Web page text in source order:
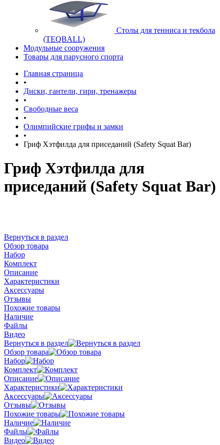
Cтолы для тенниса и текбола
(TEQBALL)
Модульные сооружения
Товары для парусного спорта
Главная страница
•
Диски, гантели, гири, тренажеры
•
Свободные веса
•
Олимпийские грифы и замки
•
Гриф Хэтфилда для приседаний (Safety Squat Bar)
Гриф Хэтфилда для
приседаний (Safety Squat Bar)
Вернуться в раздел
Обзор товара
Набор
Комплект
Описание
Характеристики
Аксессуары
Отзывы
Похожие товары
Наличие
Файлы
Видео
Вернуться в раздел
Обзор товара
Набор
Комплект
Описание
Характеристики
Аксессуары
Отзывы
Похожие товары
Наличие
Файлы
Видео